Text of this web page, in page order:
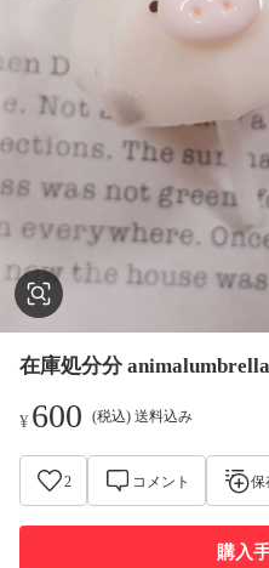
在庫処分分
¥600 (税込) 送料込み
2 コメント 保
購入